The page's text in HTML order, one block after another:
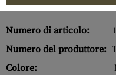
Numero di articolo:
Numero del produttore:
Colore: